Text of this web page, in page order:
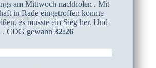
am Mittwoch nachholen . Mit
in Rade eingetroffen konnte
es musste ein Sieg her. Und
. CDG gewann 32:26